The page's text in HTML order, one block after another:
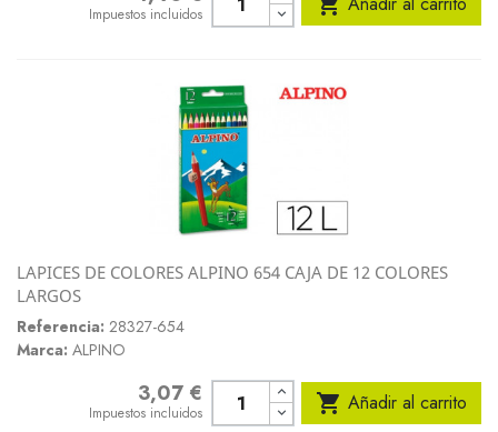
Impuestos incluidos
LAPICES DE COLORES ALPINO 654 CAJA DE 12 COLORES
LARGOS
Referencia: 28327-654
Marca: ALPINO
3,07 €
Impuestos incluidos  Añadir al carrito